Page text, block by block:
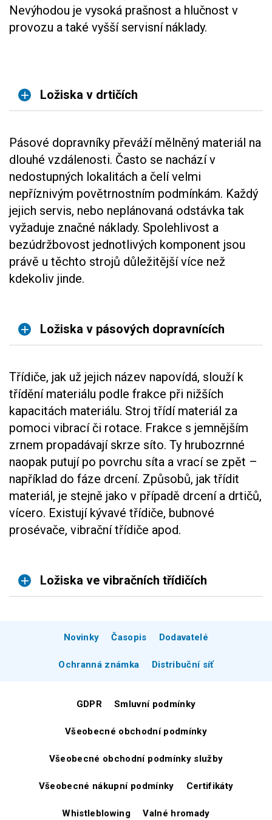
Nevýhodou je vysoká prašnost a hlučnost v
provozu a také vyšší servisní náklady.
Ložiska v drtičích
Pásové dopravníky převáží mělněný materiál na
dlouhé vzdálenosti. Často se nachází v
nedostupných lokalitách a čelí velmi
nepříznivým povětrnostním podmínkám. Každý
jejich servis, nebo neplánovaná odstávka tak
vyžaduje značné náklady. Spolehlivost a
bezúdržbovost jednotlivých komponent jsou
právě u těchto strojů důležitější více než
kdekoliv jinde.
Ložiska v pásových dopravnících
Třídiče, jak už jejich název napovídá, slouží k
třídění materiálu podle frakce při nižších
kapacitách materiálu. Stroj třídí materiál za
pomoci vibrací či rotace. Frakce s jemnějším
zrnem propadávají skrze síto. Ty hrubozrnné
naopak putují po povrchu síta a vrací se zpět –
například do fáze drcení. Způsobů, jak třídit
materiál, je stejně jako v případě drcení a drtičů,
vícero. Existují kývavé třídiče, bubnové
prosévače, vibrační třídiče apod.
Ložiska ve vibračních třídičích
Novinky Časopis Dodavatelé
Ochranná známka Distribuční síť
GDPR Smluvní podmínky
Všeobecné obchodní podmínky
Všeobecné obchodní podmínky služby
Všeobecné nákupní podmínky Certifikáty
Whistleblowing Valné hromady